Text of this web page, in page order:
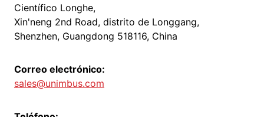
Científico Longhe,
Xin'neng 2nd Road, distrito de Longgang,
Shenzhen, Guangdong 518116, China
Correo electrónico:
sales@unimbus.com